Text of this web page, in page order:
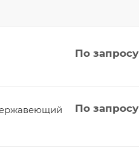
По запросу
304 4,0x1500x6000 мм 1D нержавеющий По запросу